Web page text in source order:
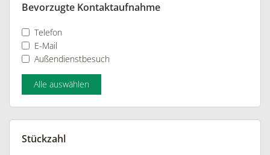
Bevorzugte Kontaktaufnahme
Telefon
E-Mail
Außendienstbesuch
Alle auswählen
Stückzahl